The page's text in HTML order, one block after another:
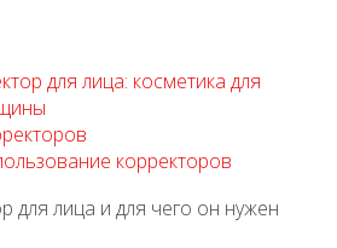
для лица: косметика для
корректоров